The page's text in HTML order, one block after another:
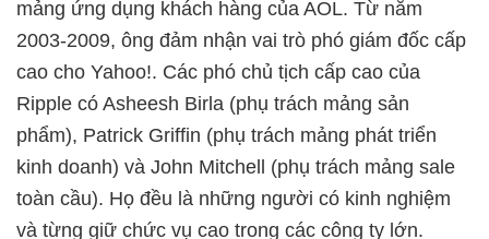
mảng ứng dụng khách hàng của AOL. Từ năm
2003-2009, ông đảm nhận vai trò phó giám đốc cấp
cao cho Yahoo!. Các phó chủ tịch cấp cao của
Ripple có Asheesh Birla (phụ trách mảng sản
phẩm), Patrick Griffin (phụ trách mảng phát triển
kinh doanh) và John Mitchell (phụ trách mảng sale
toàn cầu). Họ đều là những người có kinh nghiệm
và từng giữ chức vụ cao trong các công ty lớn.